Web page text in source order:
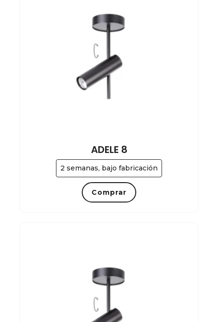
2 semanas, bajo fabricación
ADELE 8
Comprar